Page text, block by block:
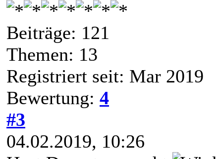
Beiträge: 121
Themen: 13
Registriert seit: Mar 2019
Bewertung: 4
#3
04.02.2019, 10:26